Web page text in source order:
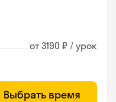
от 3190 ₽ / урок
Выбрать время